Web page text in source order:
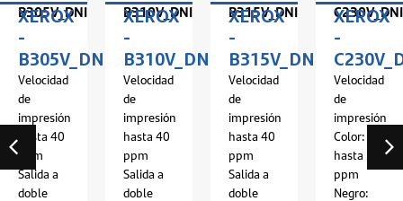
B305V_DNI
XEROX
-
B305V_DNI
Velocidad
de
impresión
hasta 40
ppm
Salida a
doble
B310V_DNI
XEROX
-
B310V_DNI
Velocidad
de
impresión
hasta 40
ppm
Salida a
doble
B315V_DNI
XEROX
-
B315V_DNI
Velocidad
de
impresión
hasta 40
ppm
Salida a
doble
C230V_DNI
XEROX
-
Velocidad
de
impresión
Color:
hasta 22
ppm
Negro: